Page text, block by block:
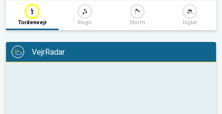
Tordenvejr Regn Storm Isglat
VejrRadar